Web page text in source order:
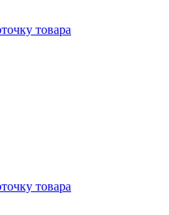
товара
товара